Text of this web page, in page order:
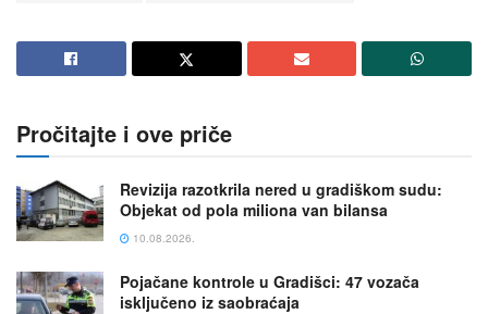
Pročitajte i ove priče
Revizija razotkrila nered u gradiškom sudu:
Objekat od pola miliona van bilansa
10.08.2026.
Pojačane kontrole u Gradišci: 47 vozača
isključeno iz saobraćaja